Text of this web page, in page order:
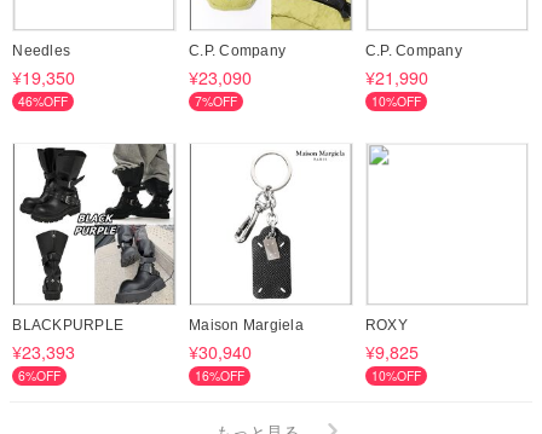
Needles
¥19,350
46%OFF
C.P. Company
¥23,090
7%OFF
C.P. Company
¥21,990
10%OFF
BLACKPURPLE
¥23,393
6%OFF
Maison Margiela
¥30,940
16%OFF
ROXY
¥9,825
10%OFF